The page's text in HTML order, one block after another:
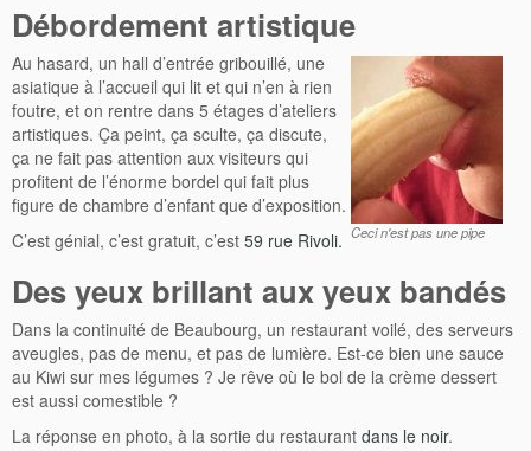
Débordement artistique
Ceci n'est pas une pipe
Au hasard, un hall d’entrée gribouillé, une
asiatique à l’accueil qui lit et qui n’en à rien
foutre, et on rentre dans 5 étages d’ateliers
artistiques. Ça peint, ça sculte, ça discute,
ça ne fait pas attention aux visiteurs qui
profitent de l’énorme bordel qui fait plus
figure de chambre d’enfant que d’exposition.
C’est génial, c’est gratuit, c’est 59 rue Rivoli.
Des yeux brillant aux yeux bandés
Dans la continuité de Beaubourg, un restaurant voilé, des serveurs
aveugles, pas de menu, et pas de lumière. Est-ce bien une sauce
au Kiwi sur mes légumes ? Je rêve où le bol de la crème dessert
est aussi comestible ?
La réponse en photo, à la sortie du restaurant dans le noir.